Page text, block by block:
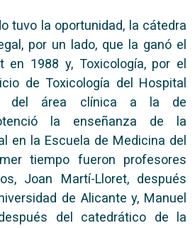
tuvo la oportunidad, la cátedra
por un lado, que la ganó el
en 1988 y, Toxicología, por el
de Toxicología del Hospital
del área clínica a la de
la enseñanza de la
en la Escuela de Medicina del
tiempo fueron profesores
Joan Martí-Lloret, después
de Alicante y, Manuel
del catedrático de la